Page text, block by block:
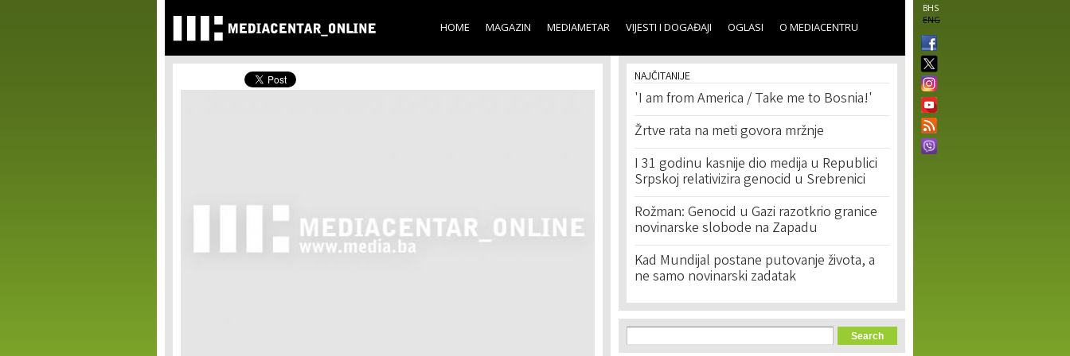
main
content
BHS
ENG
HOME MAGAZIN MEDIAMETAR VIJESTI I DOGAĐAJI OGLASI O MEDIACENTRU
NAJČITANIJE
'I am from America / Take me to Bosnia!'
Žrtve rata na meti govora mržnje
I 31 godinu kasnije dio medija u Republici
Srpskoj relativizira genocid u Srebrenici
Rožman: Genocid u Gazi razotkrio granice
novinarske slobode na Zapadu
Kad Mundijal postane putovanje života, a
ne samo novinarski zadatak
Search form
Search